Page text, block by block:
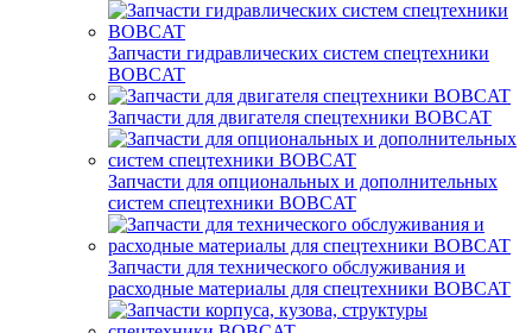
Запчасти гидравлических систем спецтехники
BOBCAT
Запчасти для двигателя спецтехники BOBCAT
Запчасти для опциональных и дополнительных
систем спецтехники BOBCAT
Запчасти для технического обслуживания и
расходные материалы для спецтехники BOBCAT